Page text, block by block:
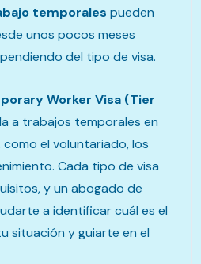
temporales pueden
unos pocos meses
del tipo de visa.
Worker Visa (Tier
a trabajos temporales en
el voluntariado, los
Cada tipo de visa
y un abogado de
a identificar cuál es el
situación y guiarte en el